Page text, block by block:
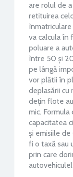
are rolul de
retituirea
va calcula în
poluare a
între 50 și
pe lângă
vor plătii în
deplasării cu
dețin flote
mic.
capacitatea
și emisiile de
fi o taxă sau
prin care